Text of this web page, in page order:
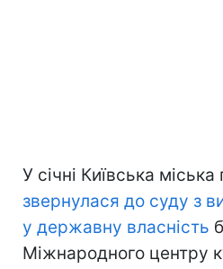
У січні Київська
звернулася до суду з
у державну власність
Міжнародного центру